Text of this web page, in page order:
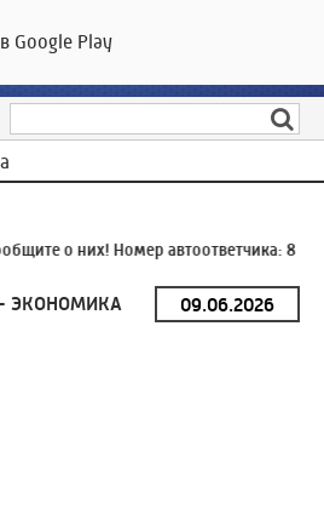
ГТРК «Ивтелерадио»
о них! Номер автоответчика:8
- ЭКОНОМИКА
Google Play